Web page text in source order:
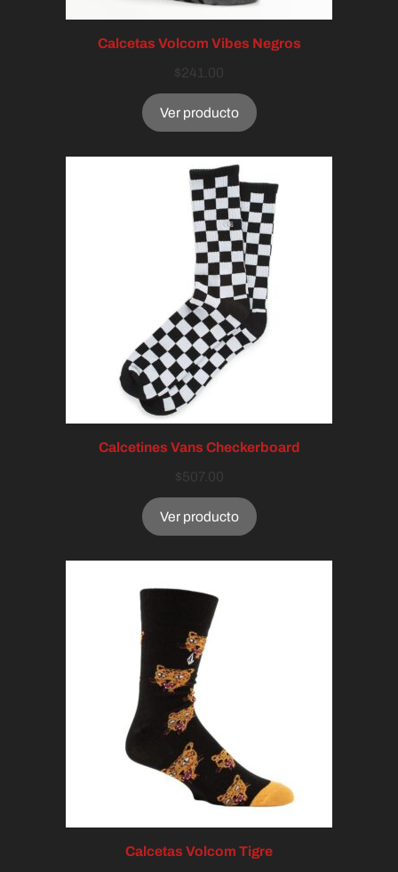
Calcetas Volcom Vibes Negros
$241.00
Ver producto
Calcetines Vans Checkerboard
$507.00
Ver producto
Calcetas Volcom Tigre